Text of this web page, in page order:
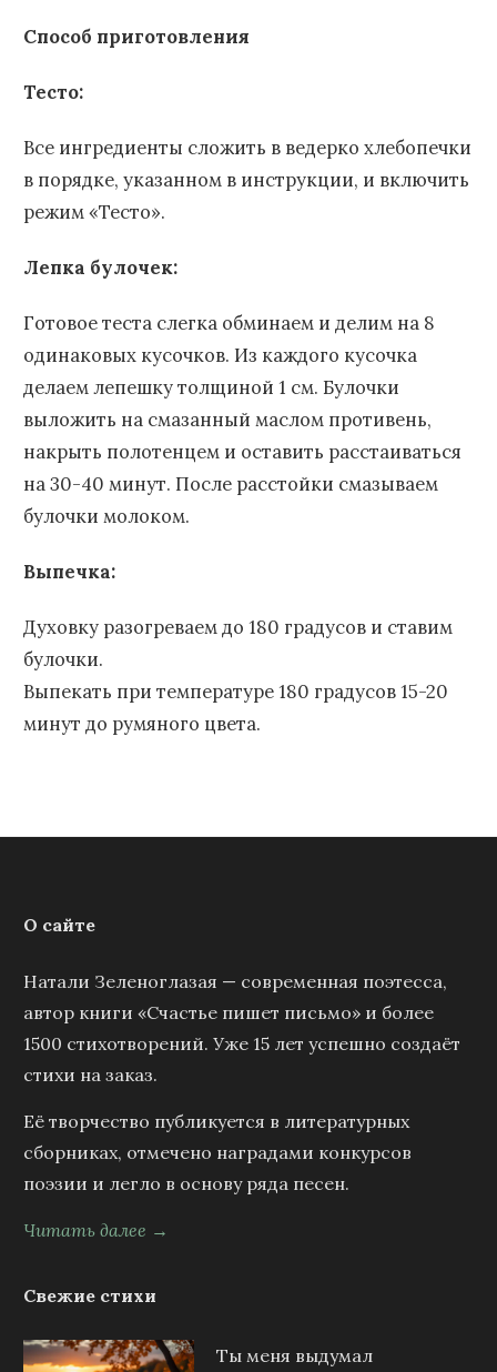
Способ приготовления
Тесто:
Все ингредиенты сложить в ведерко хлебопечки
в порядке, указанном в инструкции, и включить
режим «Тесто».
Лепка булочек:
Готовое теста слегка обминаем и делим на 8
одинаковых кусочков. Из каждого кусочка
делаем лепешку толщиной 1 см. Булочки
выложить на смазанный маслом противень,
накрыть полотенцем и оставить расстаиваться
на 30-40 минут. После расстойки смазываем
булочки молоком.
Выпечка:
Духовку разогреваем до 180 градусов и ставим
булочки.
Выпекать при температуре 180 градусов 15-20
минут до румяного цвета.
О сайте
Натали Зеленоглазая — современная поэтесса,
автор книги «Счастье пишет письмо» и более
1500 стихотворений. Уже 15 лет успешно создаёт
стихи на заказ.
Её творчество публикуется в литературных
сборниках, отмечено наградами конкурсов
поэзии и легло в основу ряда песен.
Читать далее →
Свежие стихи
Ты меня выдумал